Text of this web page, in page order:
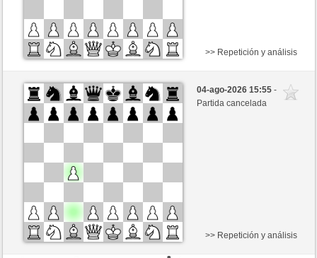
Negras
Postoronny2 (1473)
Blancas
schacho2 (1285)
>> Repetición y análisis
04-ago-2026 15:55-
Partida cancelada
>> Repetición y análisis